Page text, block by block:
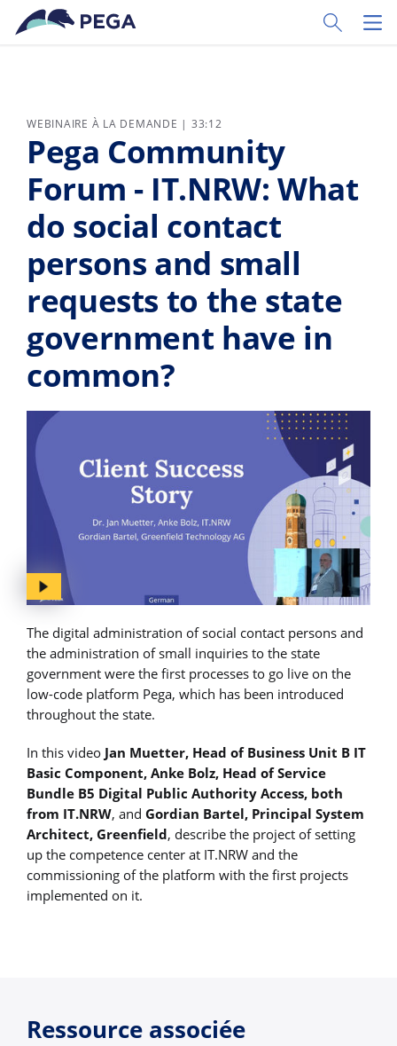
Passer directement au contenu principal
Toggle
WEBINAIRE À LA DEMANDE | 33:12
Pega Community
Forum - IT.NRW: What
do social contact
persons and small
requests to the state
government have in
common?
The digital administration of social contact persons and
the administration of small inquiries to the state
government were the first processes to go live on the
low-code platform Pega, which has been introduced
throughout the state.
In this video Jan Muetter, Head of Business Unit B IT
Basic Component, Anke Bolz, Head of Service
Bundle B5 Digital Public Authority Access, both
from IT.NRW, and Gordian Bartel, Principal System
Architect, Greenfield, describe the project of setting
up the competence center at IT.NRW and the
commissioning of the platform with the first projects
implemented on it.
Ressource associée